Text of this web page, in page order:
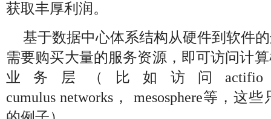
获取丰厚利润。
基于数据中心体系结构从硬件到软件
需要购买大量的服务资源，即可访问计
业务层（比如访问actifio
cumulus networks， mesosphere等，这